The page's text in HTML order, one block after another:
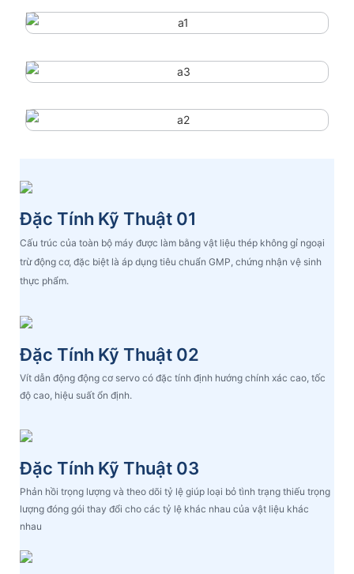
Đặc Tính Kỹ Thuật 01
Cấu trúc của toàn bộ máy được làm bằng vật liệu thép không gỉ ngoại
trừ động cơ, đặc biệt là áp dụng tiêu chuẩn GMP, chứng nhận vệ sinh
thực phẩm.
Đặc Tính Kỹ Thuật 02
Vít dẫn động động cơ servo có đặc tính định hướng chính xác cao, tốc
độ cao, hiệu suất ổn định.
Đặc Tính Kỹ Thuật 03
Phản hồi trọng lượng và theo dõi tỷ lệ giúp loại bỏ tình trạng thiếu trọng
lượng đóng gói thay đổi cho các tỷ lệ khác nhau của vật liệu khác
nhau